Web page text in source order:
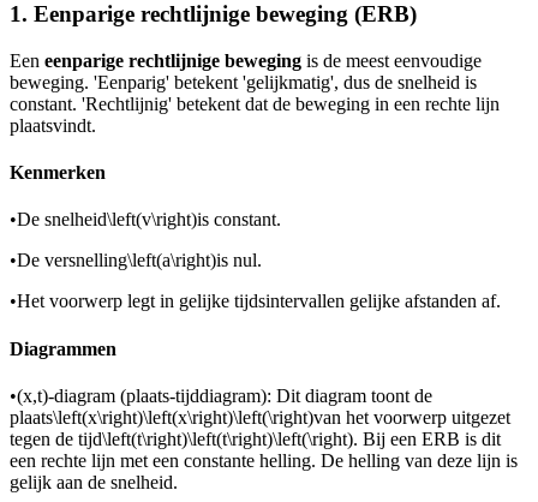
1. Eenparige rechtlijnige beweging (ERB)
Een eenparige rechtlijnige beweging is de meest eenvoudige
beweging. 'Eenparig' betekent 'gelijkmatig', dus de snelheid is
constant. 'Rechtlijnig' betekent dat de beweging in een rechte lijn
plaatsvindt.
Kenmerken
•De snelheid\left(v\right)is constant.
•De versnelling\left(a\right)is nul.
•Het voorwerp legt in gelijke tijdsintervallen gelijke afstanden af.
Diagrammen
•(x,t)-diagram (plaats-tijddiagram): Dit diagram toont de
plaats\left(x\right)\left(x\right)\left(\right)van het voorwerp uitgezet
tegen de tijd\left(t\right)\left(t\right)\left(\right). Bij een ERB is dit
een rechte lijn met een constante helling. De helling van deze lijn is
gelijk aan de snelheid.